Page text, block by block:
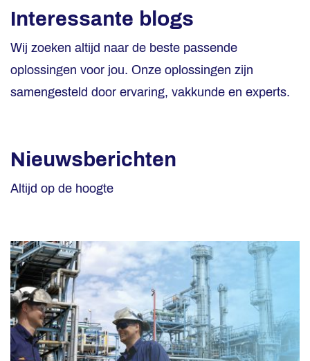
vertegenwoordigd door Hemmink
Interessante blogs
Wij zoeken altijd naar de beste passende
oplossingen voor jou. Onze oplossingen zijn
samengesteld door ervaring, vakkunde en experts.
Nieuwsberichten
Altijd op de hoogte